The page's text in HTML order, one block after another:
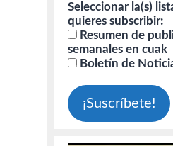
Seleccionar la(s)
quieres subscribir:
Resumen de
semanales en cuak
Boletín de